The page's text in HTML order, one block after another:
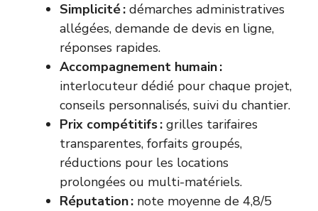
Simplicité : démarches administratives
allégées, demande de devis en ligne,
réponses rapides.
Accompagnement humain :
interlocuteur dédié pour chaque projet,
conseils personnalisés, suivi du chantier.
Prix compétitifs : grilles tarifaires
transparentes, forfaits groupés,
réductions pour les locations
prolongées ou multi-matériels.
Réputation : note moyenne de 4,8/5